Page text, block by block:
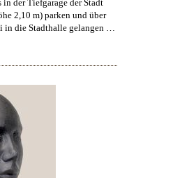
der Tiefgarage der Stadt
2,10 m) parken und über
in die Stadthalle gelangen …